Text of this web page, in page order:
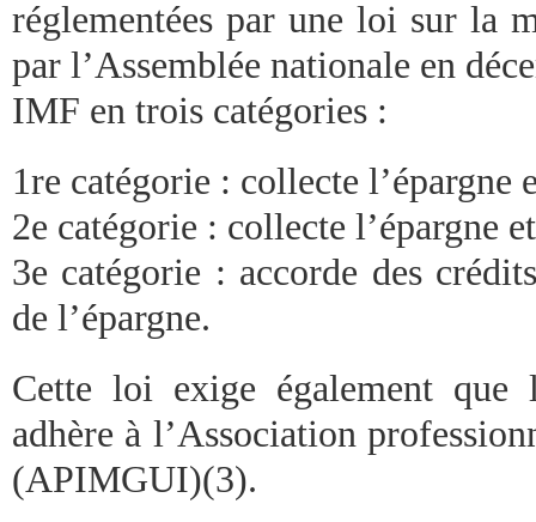
réglementées par une loi sur la
par l’Assemblée nationale en
IMF en trois catégories :
1re catégorie : collecte l’épargne
2e catégorie : collecte l’épargne
3e catégorie : accorde des
de l’épargne.
Cette loi exige également que
adhère à l’Association
(APIMGUI)(3).